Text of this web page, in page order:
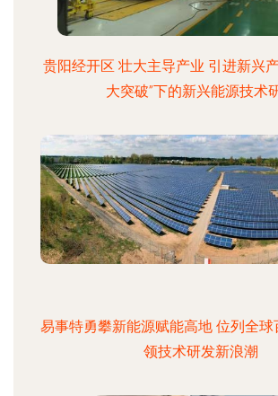
贵阳经开区 壮大主导产业 引进新兴
大突破”下的新兴能源技术
易事特勇攀新能源赋能高地 位列全球
领技术研发新浪潮